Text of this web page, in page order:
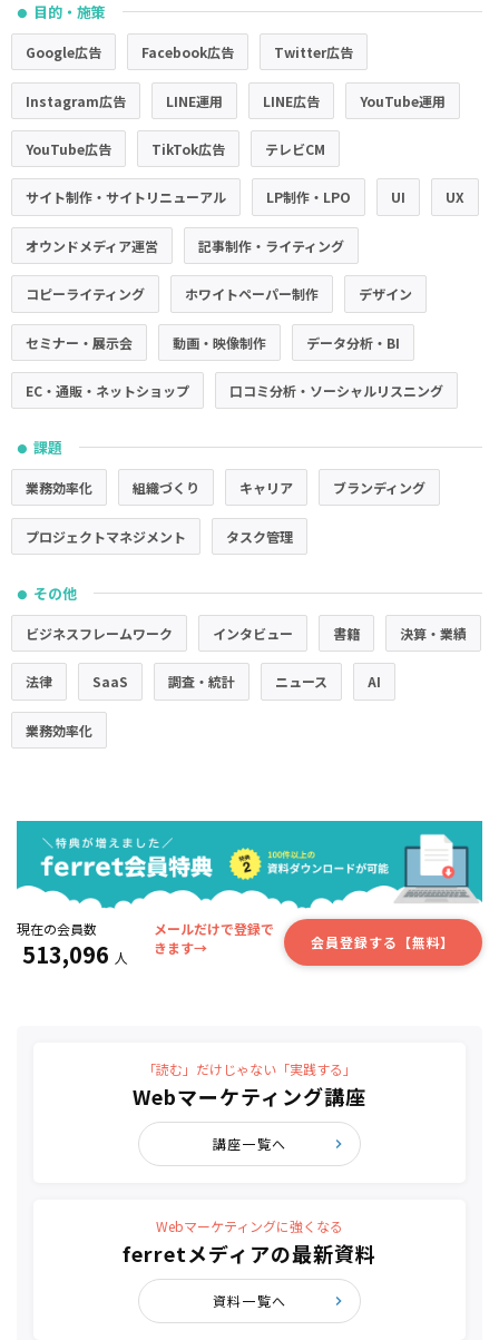
● 目的・施策
Google広告 Facebook広告 Twitter広告
Instagram広告 LINE運用 LINE広告 YouTube運用
YouTube広告 TikTok広告 テレビCM
サイト制作・サイトリニューアル LP制作・LPO UI UX
オウンドメディア運営 記事制作・ライティング
コピーライティング ホワイトペーパー制作 デザイン
セミナー・展示会 動画・映像制作 データ分析・BI
EC・通販・ネットショップ 口コミ分析・ソーシャルリスニング
● 課題
業務効率化 組織づくり キャリア ブランディング
プロジェクトマネジメント タスク管理
● その他
ビジネスフレームワーク インタビュー 書籍 決算・業績
法律 SaaS 調査・統計 ニュース AI
業務効率化
現在の会員数
513,096 人
メールだけで登録で
きます→
会員登録する【無料】
「読む」だけじゃない「実践する」
Webマーケティング講座
講座一覧へ
Webマーケティングに強くなる
ferretメディアの最新資料
資料一覧へ